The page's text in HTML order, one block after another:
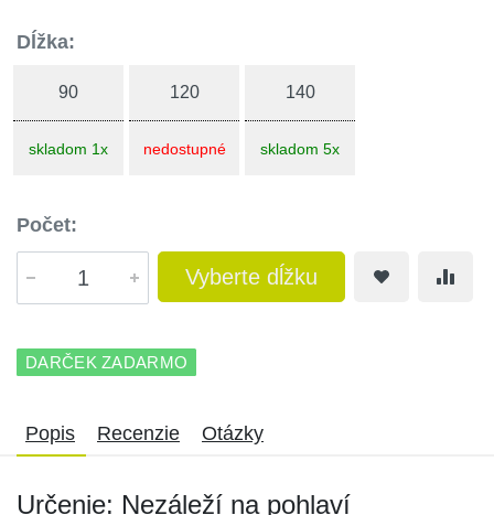
Dĺžka:
90
skladom 1x
120
nedostupné
140
skladom 5x
Počet:
Vyberte dĺžku
DARČEK ZADARMO
Popis Recenzie Otázky
Určenie: Nezáleží na pohlaví